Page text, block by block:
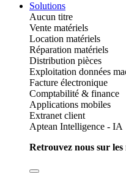
Solutions
Aucun titre
Vente matériels
Location matériels
Réparation matériels
Distribution pièces
Exploitation données
Facture électronique
Comptabilité & finance
Applications mobiles
Extranet client
Aptean Intelligence - IA
Retrouvez nous sur les